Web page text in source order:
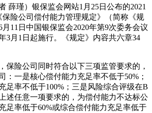
瑾）银保监会网站1月25日公布的2021
险公司偿付能力管理规定》（简称《规
月11日中国银保监会2020年第9次委务会议
3月1日起施行。《规定》内容共六章34
险公司同时符合以下三项监管要求的，
：一是核心偿付能力充足率不低于50%；
足率不低于100%；三是风险综合评级在B
述任意一项要求的，为偿付能力不达标公
足率低于60%或综合偿付能力充足率低于